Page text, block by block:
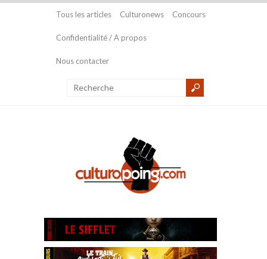
Tous les articles Culturonews Concours
Confidentialité / A propos
Nous contacter